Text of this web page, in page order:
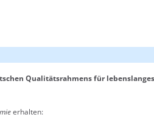
Qualitätsrahmens für lebenslanges
erhalten: